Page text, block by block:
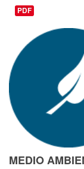
PDF
MEDIO